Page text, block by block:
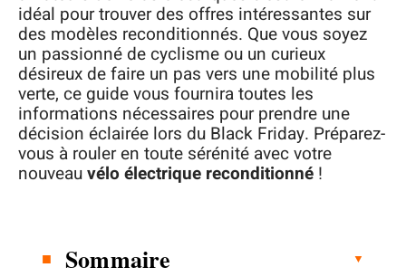
idéal pour trouver des offres intéressantes sur
des modèles reconditionnés. Que vous soyez
un passionné de cyclisme ou un curieux
désireux de faire un pas vers une mobilité plus
verte, ce guide vous fournira toutes les
informations nécessaires pour prendre une
décision éclairée lors du Black Friday. Préparez-
vous à rouler en toute sérénité avec votre
nouveauvélo électrique reconditionné !
Sommaire